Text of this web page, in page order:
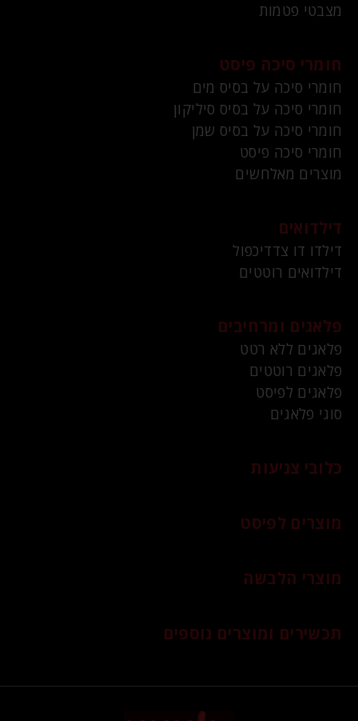
מצבטי פטמות
חומרי סיכה פיסט
חומרי סיכה על בסיס מים
חומרי סיכה על בסיס סיליקון
חומרי סיכה על בסיס שמן
חומרי סיכה פיסט
מוצרים מאלחשים
דילדואים
דילדו דו צדדיכפול
דילדואים רוטטים
פלאגים ומרחיבים
פלאגים ללא רטט
פלאגים רוטטים
פלאגים לפיסט
סוגי פלאגים
כלובי צניעות
מוצרים לפיסט
מוצרי הלבשה
תכשירים ומוצרים נוספים